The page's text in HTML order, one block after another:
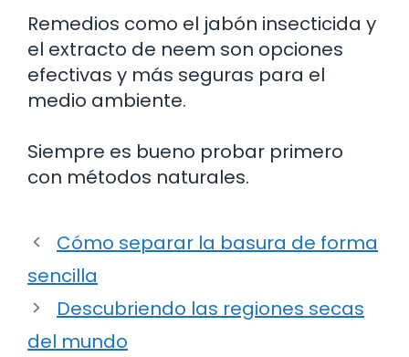
Remedios como el jabón insecticida y
el extracto de neem son opciones
efectivas y más seguras para el
medio ambiente.
Siempre es bueno probar primero
con métodos naturales.
Cómo separar la basura de forma
sencilla
Descubriendo las regiones secas
del mundo